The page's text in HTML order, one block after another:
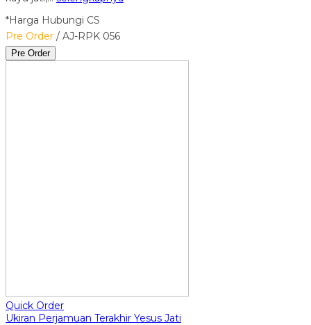
*Harga Hubungi CS
Pre Order / AJ-RPK 056
Pre Order
Quick Order
Ukiran Perjamuan Terakhir Yesus Jati